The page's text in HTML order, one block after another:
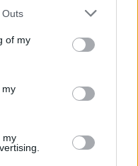
Outs
of my
my
my
ΚΑΤΗΓΟΡΊΑ
μπορεί να δώσει
δουλειές